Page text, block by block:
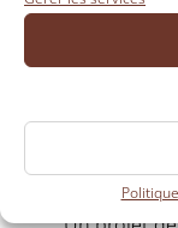
UNE
DELÀ